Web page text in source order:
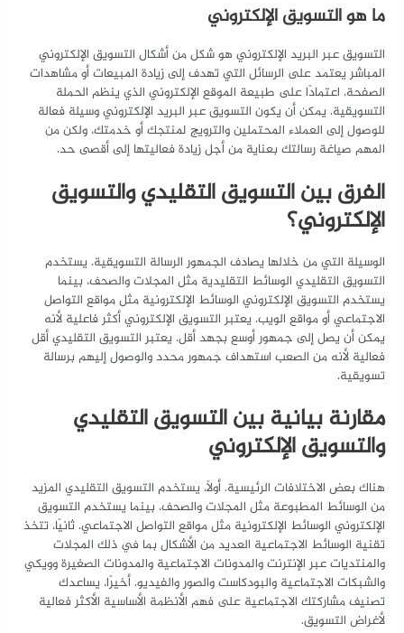
ما هو التسويق الإلكتروني
التسويق عبر البريد الإلكتروني هو شكل من أشكال التسويق الإلكتروني
المباشر يعتمد على الرسائل التي تهدف إلى زيادة المبيعات أو مشاهدات
الصفحة، اعتمادًا على طبيعة الموقع الإلكتروني الذي ينظم الحملة
التسويقية. يمكن أن يكون التسويق عبر البريد الإلكتروني وسيلة فعالة
للوصول إلى العملاء المحتملين والترويج لمنتجك أو خدمتك، ولكن من
المهم صياغة رسالتك بعناية من أجل زيادة فعاليتها إلى أقصى حد.
الفرق بين التسويق التقليدي والتسويق
الإلكتروني؟
الوسيلة التي من خلالها يصادف الجمهور الرسالة التسويقية. يستخدم
التسويق التقليدي الوسائط التقليدية مثل المجلات والصحف، بينما
يستخدم التسويق الإلكتروني الوسائط الإلكترونية مثل مواقع التواصل
الاجتماعي أو مواقع الويب. يعتبر التسويق الإلكتروني أكثر فاعلية لأنه
يمكن أن يصل إلى جمهور أوسع بجهد أقل. يعتبر التسويق التقليدي أقل
فعالية لأنه من الصعب استهداف جمهور محدد والوصول إليهم برسالة
تسويقية.
مقارنة بيانية بينالتسويق التقليدي
والتسويق الإلكتروني
هناك بعض الاختلافات الرئيسية. أولاً، يستخدم التسويق التقليدي المزيد
من الوسائط المطبوعة مثل المجلات والصحف، بينما يستخدم التسويق
الإلكتروني الوسائط الإلكترونية مثل مواقع التواصل الاجتماعي. ثانيًا، تتخذ
تقنية الوسائط الاجتماعية العديد من الأشكال بما في ذلك المجلات
والمنتديات عبر الإنترنت والمدونات الاجتماعية والمدونات الصغيرة وويكي
والشبكات الاجتماعية والبودكاست والصور والفيديو. أخيرًا، يساعدك
تصنيف مشاركتك الاجتماعية على فهم الأنظمة الأساسية الأكثر فعالية
لأغراض التسويق.